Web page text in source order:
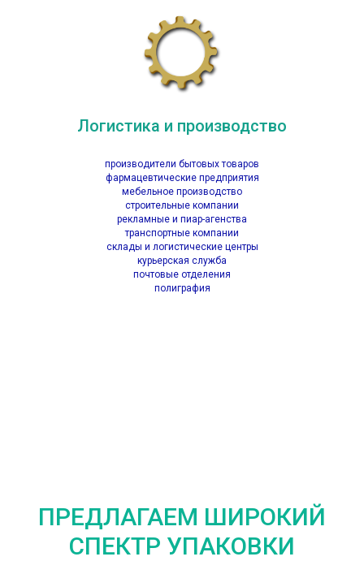
Логистика и производство
производители бытовых товаров
фармацевтические предприятия
мебельное производство
строительные компании
рекламные и пиар-агенства
транспортные компании
склады и логистические центры
курьерская служба
почтовые отделения
полиграфия
ПРЕДЛАГАЕМ ШИРОКИЙ
СПЕКТР УПАКОВКИ